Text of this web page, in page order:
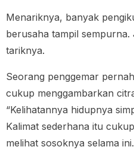
Menariknya, banyak
berusaha tampil
tariknya.
Seorang penggemar
cukup menggambarkan
“Kelihatannya hidupnya
Kalimat sederhana itu
melihat sosoknya selama ini.